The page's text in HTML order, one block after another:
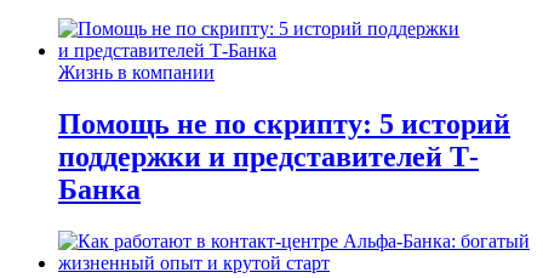
Жизнь в компании
Помощь не по скрипту: 5 историй
поддержки и представителей Т-
Банка